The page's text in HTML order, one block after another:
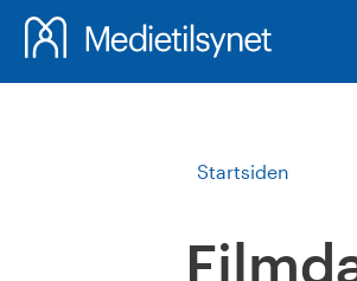
Startsiden